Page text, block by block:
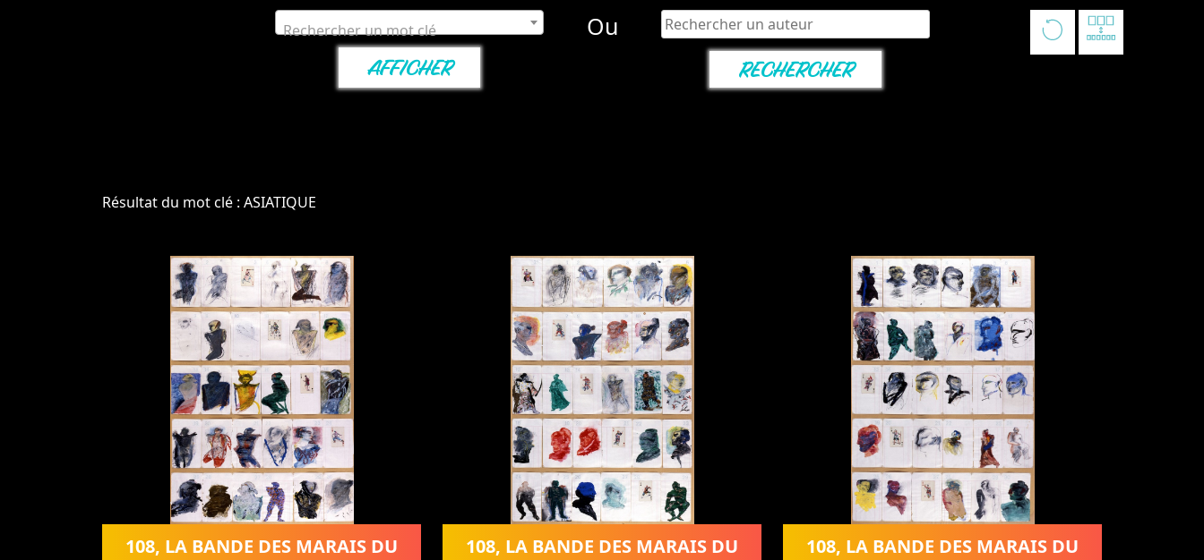
Rechercher un mot clé Ou
Résultat du mot clé : ASIATIQUE
108, LA BANDE DES MARAIS DU
108, LA BANDE DES MARAIS DU
108, LA BANDE DES MARAIS DU